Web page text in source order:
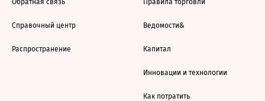
Обратная связь
Справочный центр
Распространение
Правила торговли
Ведомости&
Капитал
Инновации и технологии
Как потратить